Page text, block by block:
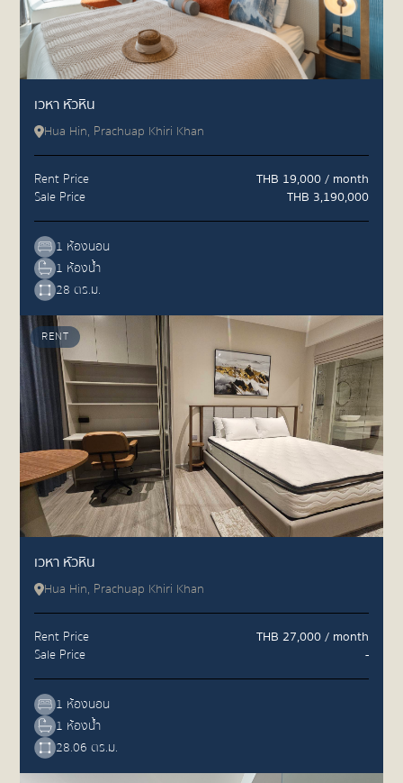
เวหา หัวหิน
Hua Hin, Prachuap Khiri Khan
Rent Price
THB 19,000 / month
Sale Price
THB 3,190,000
1 ห้องนอน
1 ห้องน้ำ
28 ตร.ม.
RENT
เวหา หัวหิน
Hua Hin, Prachuap Khiri Khan
Rent Price
THB 27,000 / month
Sale Price
-
1 ห้องนอน
1 ห้องน้ำ
28.06 ตร.ม.